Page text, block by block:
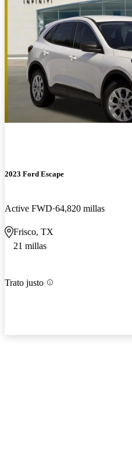
2023 Ford Escape
Active FWD 64,820 millas
Frisco, TX
21 millas
Trato justo